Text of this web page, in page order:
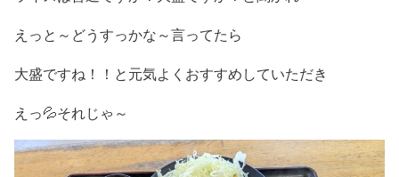
えっと～どうすっかな～言ってたら
大盛ですね！！と元気よくおすすめしていただき
えっ💦それじゃ～